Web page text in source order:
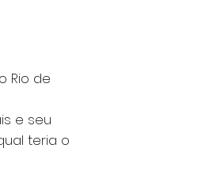
Rio de
e seu
teria o